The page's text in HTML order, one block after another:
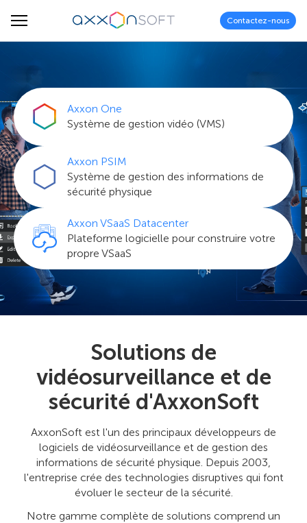
Contactez-nous
Axxon One
Système de gestion vidéo (VMS)
Axxon PSIM
Système de gestion des informations de
sécurité physique
Axxon VSaaS Datacenter
Plateforme logicielle pour construire votre
propre VSaaS
Solutions de
vidéosurveillance et de
sécurité d'AxxonSoft
AxxonSoft est l'un des principaux développeurs de
logiciels de vidéosurveillance et de gestion des
informations de sécurité physique. Depuis 2003,
l'entreprise crée des technologies disruptives qui font
évoluer le secteur de la sécurité.
Notre gamme complète de solutions comprend un